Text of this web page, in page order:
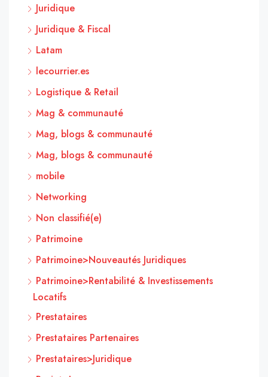
Juridique
Juridique & Fiscal
Latam
lecourrier.es
Logistique & Retail
Mag & communauté
Mag, blogs & communauté
Mag, blogs & communauté
mobile
Networking
Non classifié(e)
Patrimoine
Patrimoine>Nouveautés Juridiques
Patrimoine>Rentabilité & Investissements
Locatifs
Prestataires
Prestataires Partenaires
Prestataires>Juridique